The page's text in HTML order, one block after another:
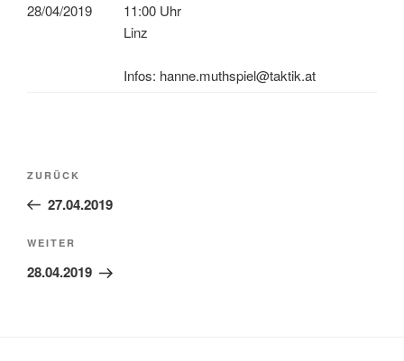
28/04/2019
11:00 Uhr
Linz
Infos: hanne.muthspiel@taktik.at
Beitragsnavigation
Vorheriger
Beitrag
ZURÜCK
27.04.2019
Nächster
Beitrag
WEITER
28.04.2019